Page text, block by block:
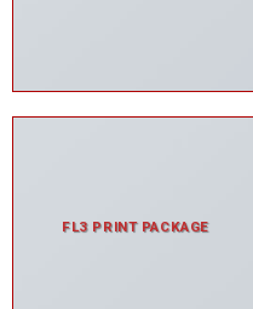
FL3 PRINT PACKAGE